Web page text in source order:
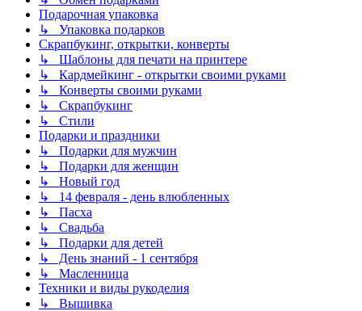
Подарочная упаковка
↳ Упаковка подарков
Скрапбукинг, открытки, конверты
↳ Шаблоны для печати на принтере
↳ Кардмейкинг - открытки своими руками
↳ Конверты своими руками
↳ Скрапбукинг
↳ Стили
Подарки и праздники
↳ Подарки для мужчин
↳ Подарки для женщин
↳ Новый год
↳ 14 февраля - день влюбленных
↳ Пасха
↳ Свадьба
↳ Подарки для детей
↳ День знаний - 1 сентября
↳ Масленница
Техники и виды рукоделия
↳ Вышивка